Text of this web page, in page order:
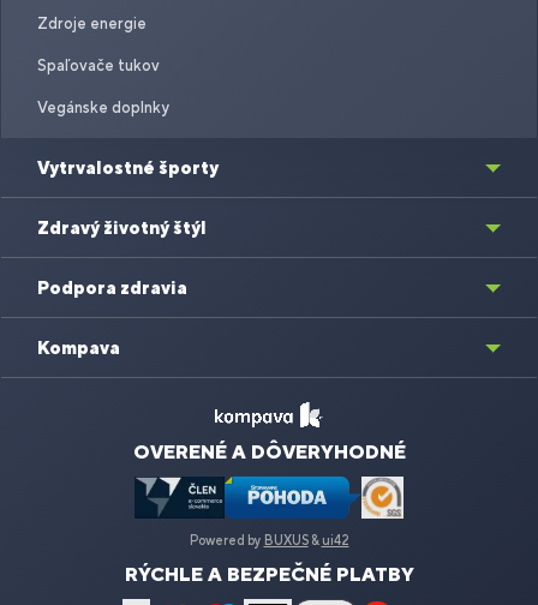
Zdroje energie
Spaľovače tukov
Vegánske doplnky
Vytrvalostné športy
Zdravý životný štýl
Podpora zdravia
Kompava
OVERENÉ A DÔVERYHODNÉ
Powered by BUXUS& ui42
RÝCHLE A BEZPEČNÉ PLATBY